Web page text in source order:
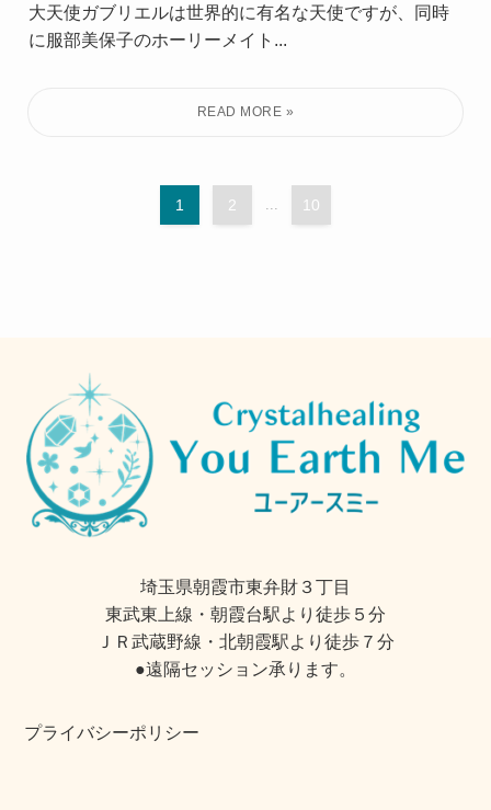
大天使ガブリエルは世界的に有名な天使ですが、同時
に服部美保子のホーリーメイト...
1 2 ... 10
埼玉県朝霞市東弁財３丁目
東武東上線・朝霞台駅より徒歩５分
ＪＲ武蔵野線・北朝霞駅より徒歩７分
●遠隔セッション承ります。
プライバシーポリシー